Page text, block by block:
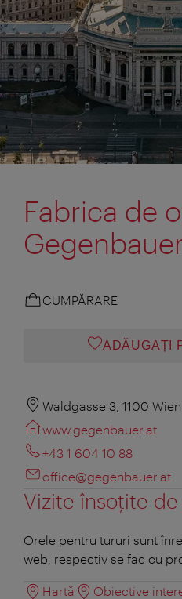
Fabrica de
CUMPĂRARE
ADĂUGAȚI
Waldgasse 3, 1100 Wien
www.gegenbauer.at
+43 1 604 10 88
office@gegenbauer.at
Vizite însoţite de
Orele pentru tururi sunt
web, respectiv se fac cu
Hartă Obiective